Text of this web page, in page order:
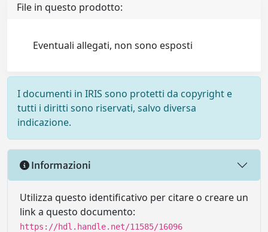
File in questo prodotto:
Eventuali allegati, non sono esposti
I documenti in IRIS sono protetti da copyright e
tutti i diritti sono riservati, salvo diversa
indicazione.
Informazioni
Utilizza questo identificativo per citare o creare un
link a questo documento:
https://hdl.handle.net/11585/16096